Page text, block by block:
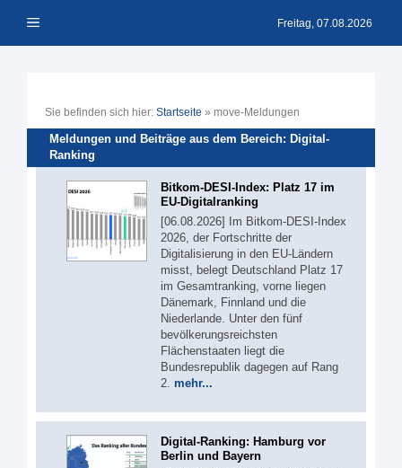
Inhalt Menü Freitag, 07.08.2026
Sie befinden sich hier: Startseite » move-Meldungen
Meldungen und Beiträge aus dem Bereich: Digital-
Ranking
Bitkom-DESI-Index: Platz 17 im
EU-Digitalranking
[06.08.2026] Im Bitkom-DESI-Index
2026, der Fortschritte der
Digitalisierung in den EU-Ländern
misst, belegt Deutschland Platz 17
im Gesamtranking, vorne liegen
Dänemark, Finnland und die
Niederlande. Unter den fünf
bevölkerungsreichsten
Flächenstaaten liegt die
Bundesrepublik dagegen auf Rang
2. mehr...
Digital-Ranking: Hamburg vor
Berlin und Bayern